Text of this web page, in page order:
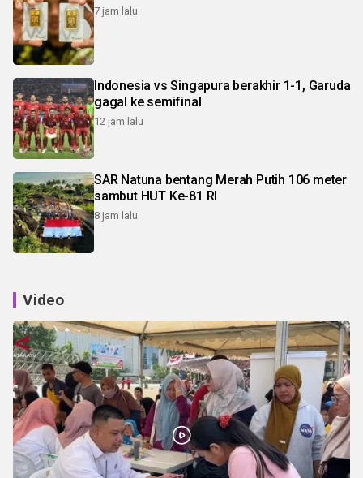
7 jam lalu
Indonesia vs Singapura berakhir 1-1, Garuda
gagal ke semifinal
12 jam lalu
SAR Natuna bentang Merah Putih 106 meter
sambut HUT Ke-81 RI
8 jam lalu
Video